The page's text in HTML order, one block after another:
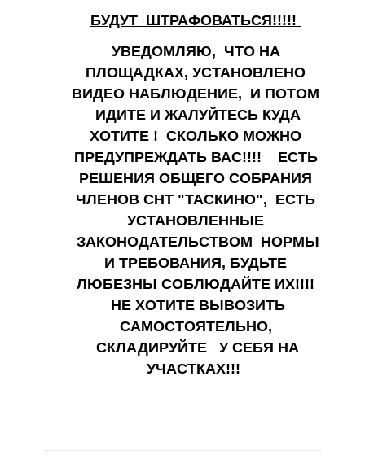
БУДУТ ШТРАФОВАТЬСЯ!!!!!
УВЕДОМЛЯЮ, ЧТО НА
ПЛОЩАДКАХ, УСТАНОВЛЕНО
ВИДЕО НАБЛЮДЕНИЕ, И ПОТОМ
ИДИТЕ И ЖАЛУЙТЕСЬ КУДА
ХОТИТЕ ! СКОЛЬКО МОЖНО
ПРЕДУПРЕЖДАТЬ ВАС!!!! ЕСТЬ
РЕШЕНИЯ ОБЩЕГО СОБРАНИЯ
ЧЛЕНОВ СНТ "ТАСКИНО", ЕСТЬ
УСТАНОВЛЕННЫЕ
ЗАКОНОДАТЕЛЬСТВОМ НОРМЫ
И ТРЕБОВАНИЯ, БУДЬТЕ
ЛЮБЕЗНЫ СОБЛЮДАЙТЕ ИХ!!!!
НЕ ХОТИТЕ ВЫВОЗИТЬ
САМОСТОЯТЕЛЬНО,
СКЛАДИРУЙТЕ У СЕБЯ НА
УЧАСТКАХ!!!